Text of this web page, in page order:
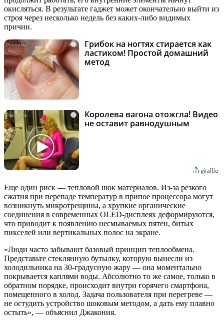
окисляться. В результате гаджет может окончательно выйти из
строя через несколько недель без каких-либо видимых
причин.
i
Грибок на ногтях стирается как
ластиком! Простой домашний
метод
i
Королева вагона отожгла! Видео
не оставит равнодушным
Еще один риск — тепловой шок материалов. Из-за резкого
сжатия при перепаде температур в припое процессора могут
возникнуть микротрещины, а хрупкие органические
соединения в современных OLED-дисплеях деформируются,
что приводит к появлению несмываемых пятен, битых
пикселей или вертикальных полос на экране.
«Люди часто забывают базовый принцип теплообмена.
Представьте стеклянную бутылку, которую вынесли из
холодильника на 30-градусную жару — она моментально
покрывается каплями воды. Абсолютно то же самое, только в
обратном порядке, происходит внутри горячего смартфона,
помещенного в холод. Задача пользователя при перегреве —
не остудить устройство шоковым методом, а дать ему плавно
остыть», — объяснил Джакония.